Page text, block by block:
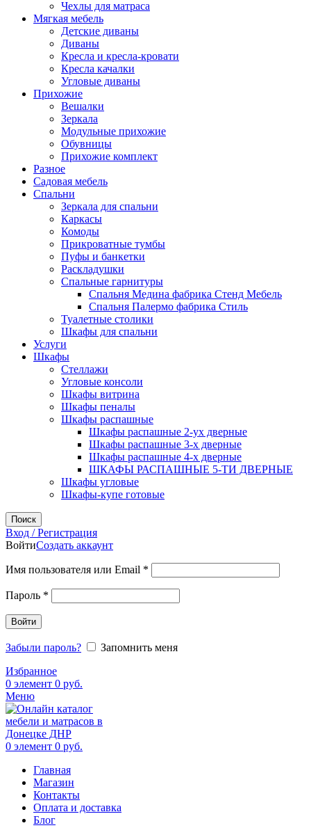
Чехлы для матраса
Мягкая мебель
Детские диваны
Диваны
Кресла и кресла-кровати
Кресла качалки
Угловые диваны
Прихожие
Вешалки
Зеркала
Модульные прихожие
Обувницы
Прихожие комплект
Разное
Садовая мебель
Спальни
Зеркала для спальни
Каркасы
Комоды
Прикроватные тумбы
Пуфы и банкетки
Раскладушки
Спальные гарнитуры
Спальня Медина фабрика Стенд Мебель
Спальня Палермо фабрика Стиль
Туалетные столики
Шкафы для спальни
Услуги
Шкафы
Стеллажи
Угловые консоли
Шкафы витрина
Шкафы пеналы
Шкафы распашные
Шкафы распашные 2-ух дверные
Шкафы распашные 3-х дверные
Шкафы распашные 4-х дверные
ШКАФЫ РАСПАШНЫЕ 5-ТИ ДВЕРНЫЕ
Шкафы угловые
Шкафы-купе готовые
Поиск
Вход / Регистрация
ВойтиСоздать аккаунт
Имя пользователя или Email *
Пароль *
Войти
Забыли пароль?
Запомнить меня
Избранное
0 элемент 0 руб.
Меню
0 элемент 0 руб.
Главная
Магазин
Контакты
Оплата и доставка
Блог